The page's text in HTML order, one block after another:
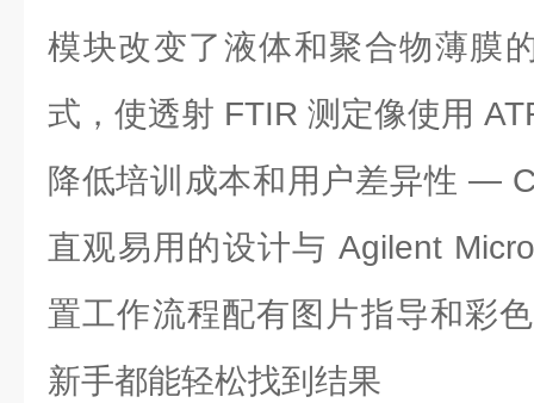
模块改变了液体和聚合物薄膜
式，使透射 FTIR 测定像使用
降低培训成本和用户差异性 —
直观易用的设计与 Agilent
置工作流程配有图片指导和彩
新手都能轻松找到结果